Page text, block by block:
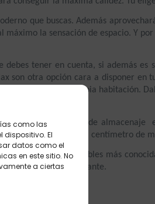
como las
El
datos como el
en este sitio. No
a ciertas
que buscas. Además
la sensación de espacio. Y
tener en cuenta, si además es
son otra opción cara a disponer en
a la vista en tu propia habitación.
un buen sistema de almacenaje
y aprovecha cada centímetro de
las tiendas de muebles más
manera sutil y elegante.